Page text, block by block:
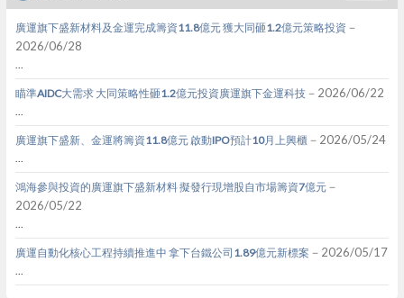
廣運旗下盛新材料及金運完成籌資11.8億元 獲大同砸1.2億元策略投資 －
2026/06/28
...
瞄準AIDC大需求 大同策略性砸1.2億元投資廣運旗下金運科技－2026/06/22
...
廣運旗下盛新、金運將籌資11.8億元 啟動IPO預計10月上興櫃－2026/05/24
...
鴻海參與投資的廣運旗下盛新材料 擬發行現增股自市場籌資7億元－
2026/05/22
...
廣運自動化核心工程持續推進中 拿下台鐵公司1.89億元新標案 －2026/05/17
...